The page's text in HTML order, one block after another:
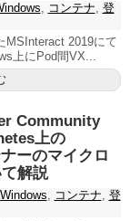
, コンテナ, 登
MSInteract 2019にて
上にPod間VX...
Community
上の
ーのマイクロ
解説
Windows, コンテナ, 登